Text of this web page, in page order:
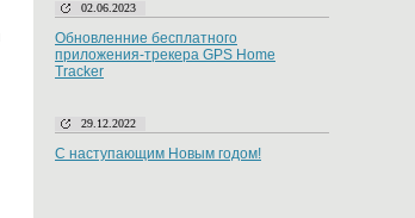
02.06.2023
Обновленние бесплатного
приложения-трекера GPS Home
Tracker
29.12.2022
С наступающим Новым годом!